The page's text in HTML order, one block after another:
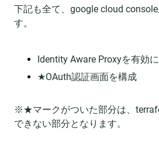
下記も全て、google cloud
す。
Identity Aware Proxyを有効
★OAuth認証画面を構成
※★マークがついた部分は、
できない部分となります。